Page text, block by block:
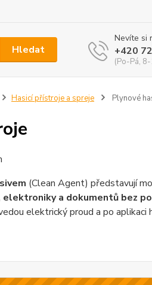
Hledat
Nevíte si
+420
(Po-Pá,
Hasicí přístroje a spreje Plynové
(Clean Agent) představují
a dokumentů bez
elektrický proud a po aplikaci